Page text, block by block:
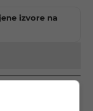
izvore na